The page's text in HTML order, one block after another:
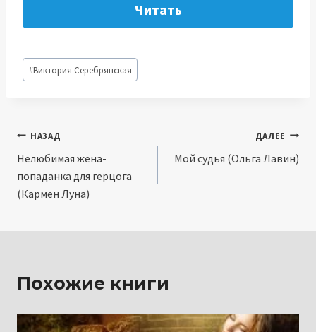
Читать
Метки
записи:
#Виктория Серебрянская
Навигация
по
записям
НАЗАД
Нелюбимая жена-
попаданка для герцога
(Кармен Луна)
ДАЛЕЕ
Мой судья (Ольга Лавин)
Похожие книги